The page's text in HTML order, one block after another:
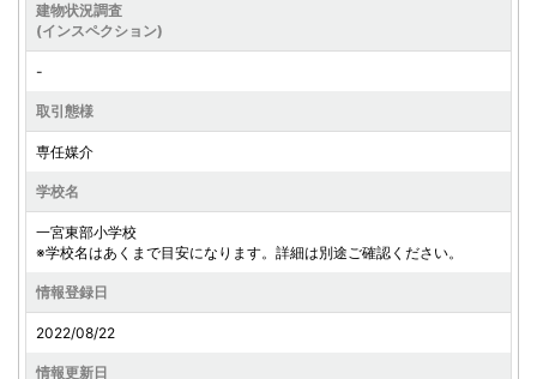
建物状況調査
(インスペクション)
-
取引態様
専任媒介
学校名
一宮東部小学校
※学校名はあくまで目安になります。詳細は別途ご確認ください。
情報登録日
2022/08/22
情報更新日